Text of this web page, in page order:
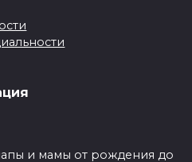
и мамы от рождения до